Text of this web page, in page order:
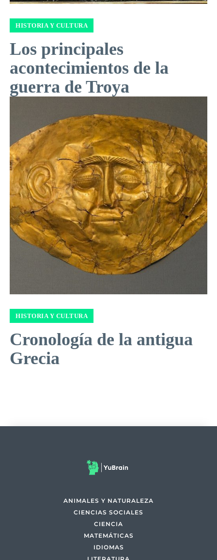
HISTORIA Y CULTURA
Los principales
acontecimientos de la
guerra de Troya
HISTORIA Y CULTURA
Cronología de la antigua
Grecia
ANIMALES Y NATURALEZA
CIENCIAS SOCIALES
CIENCIA
MATEMÁTICAS
IDIOMAS